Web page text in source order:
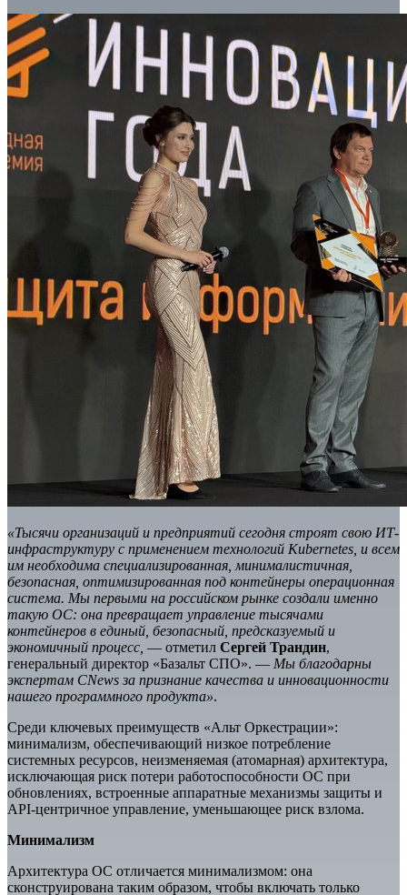
«Тысячи организаций и предприятий сегодня строят свою ИТ-
инфраструктуру с применением технологий Kubernetes, и всем
им необходима специализированная, минималистичная,
безопасная, оптимизированная под контейнеры операционная
система. Мы первыми на российском рынке создали именно
такую ОС: она превращает управление тысячами
контейнеров в единый, безопасный, предсказуемый и
экономичный процесс, — отметил Сергей Трандин,
генеральный директор «Базальт СПО». — Мы благодарны
экспертам CNews за признание качества и инновационности
нашего программного продукта».
Среди ключевых преимуществ «Альт Оркестрации»:
минимализм, обеспечивающий низкое потребление
системных ресурсов, неизменяемая (атомарная) архитектура,
исключающая риск потери работоспособности ОС при
обновлениях, встроенные аппаратные механизмы защиты и
API-центричное управление, уменьшающее риск взлома.
Минимализм
Архитектура ОС отличается минимализмом: она
сконструирована таким образом, чтобы включать только